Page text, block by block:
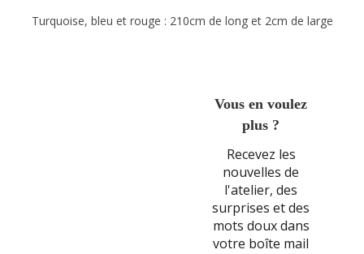
Turquoise, bleu et rouge : 210cm de long et 2cm de large
Vous en voulez
plus ?
Recevez les
nouvelles de
l'atelier, des
surprises et des
mots doux dans
votre boîte mail